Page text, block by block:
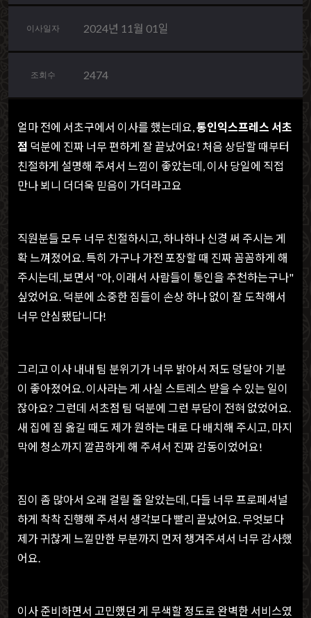
이사일자 2024년 11월 01일
조회수 2474
얼마 전에 서초구에서 이사를 했는데요,통인익스프레스 서초
점 덕분에 진짜 너무 편하게 잘 끝났어요! 처음 상담할 때부터
친절하게 설명해 주셔서 느낌이 좋았는데, 이사 당일에 직접
만나 뵈니 더더욱 믿음이 가더라고요
직원분들 모두 너무 친절하시고, 하나하나 신경 써 주시는 게
확 느껴졌어요. 특히 가구나 가전 포장할 때 진짜 꼼꼼하게 해
주시는데, 보면서 "아, 이래서 사람들이 통인을 추천하는구나"
싶었어요. 덕분에 소중한 짐들이 손상 하나 없이 잘 도착해서
너무 안심됐답니다!
그리고 이사 내내 팀 분위기가 너무 밝아서 저도 덩달아 기분
이 좋아졌어요. 이사라는 게 사실 스트레스 받을 수 있는 일이
잖아요? 그런데 서초점 팀 덕분에 그런 부담이 전혀 없었어요.
새 집에 짐 옮길 때도 제가 원하는 대로 다 배치해 주시고, 마지
막에 청소까지 깔끔하게 해 주셔서 진짜 감동이었어요!
짐이 좀 많아서 오래 걸릴 줄 알았는데, 다들 너무 프로페셔널
하게 착착 진행해 주셔서 생각보다 빨리 끝났어요. 무엇보다
제가 귀찮게 느낄만한 부분까지 먼저 챙겨주셔서 너무 감사했
어요.
이사 준비하면서 고민했던 게 무색할 정도로 완벽한 서비스였